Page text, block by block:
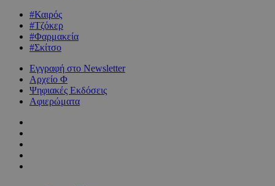
#Καιρός
#Τζόκερ
#Φαρμακεία
#Σκίτσο
Εγγραφή στο Newsletter
Αρχείο Φ
Ψηφιακές Εκδόσεις
Αφιερώματα